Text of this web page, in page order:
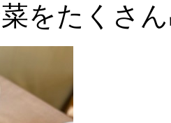
をたくさ